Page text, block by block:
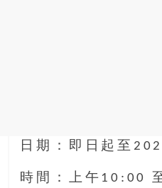
日期：即日起至
時間：上午10:00